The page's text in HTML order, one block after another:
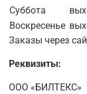
Суббота
Воскресенье
Заказы через
Реквизиты:
ООО «БИЛТЕКС»